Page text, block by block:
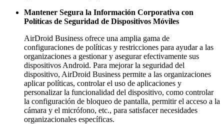
Mantener Segura la Información Corporativa con
Políticas de Seguridad de Dispositivos Móviles
AirDroid Business ofrece una amplia gama de
configuraciones de políticas y restricciones para ayudar a las
organizaciones a gestionar y asegurar efectivamente sus
dispositivos Android. Para mejorar la seguridad del
dispositivo, AirDroid Business permite a las organizaciones
aplicar políticas, controlar el uso de aplicaciones y
personalizar la funcionalidad del dispositivo, como controlar
la configuración de bloqueo de pantalla, permitir el acceso a la
cámara y el micrófono, etc., para satisfacer necesidades
organizacionales específicas.